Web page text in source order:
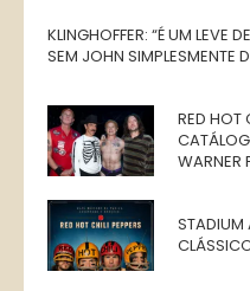
KLINGHOFFER: “É UM LEVE
SEM JOHN SIMPLESMENTE
RED HOT
WARNER
STADIUM